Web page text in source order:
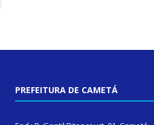
PREFEITURA DE CAMETÁ